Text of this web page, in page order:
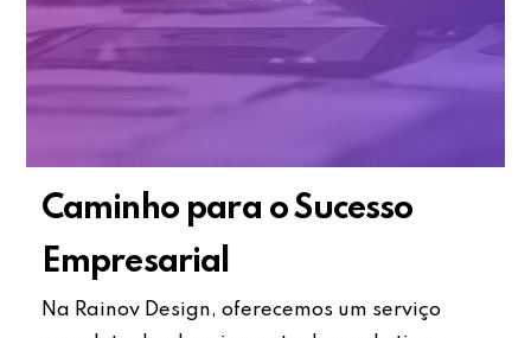
Caminho para o Sucesso
Empresarial
Na Rainov Design, oferecemos um serviço